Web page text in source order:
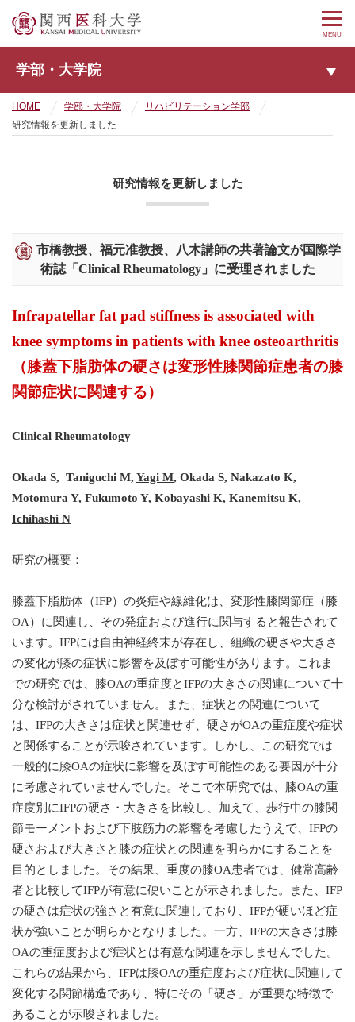
MENU
学部・大学院
HOME 学部・大学院
リハビリテーション学部
研究情報を更新しました
研究情報を更新しました
市橋教授、福元准教授、八木講師の共著論文が国際学
術誌「Clinical Rheumatology」に受理されました
Infrapatellar fat pad stiffness is associated with
knee symptoms in patients with knee osteoarthritis
（膝蓋下脂肪体の硬さは変形性膝関節症患者の膝
関節症状に関連する）
Clinical Rheumatology
Okada S, Taniguchi M, Yagi M, Okada S, Nakazato K,
Motomura Y, Fukumoto Y, Kobayashi K, Kanemitsu K,
Ichihashi N
研究の概要：
膝蓋下脂肪体（IFP）の炎症や線維化は、変形性膝関節症（膝
OA）に関連し、その発症および進行に関与すると報告されて
います。IFPには自由神経終末が存在し、組織の硬さや大きさ
の変化が膝の症状に影響を及ぼす可能性があります。これま
での研究では、膝OAの重症度とIFPの大きさの関連について十
分な検討がされていません。また、症状との関連について
は、IFPの大きさは症状と関連せず、硬さがOAの重症度や症状
と関係することが示唆されています。しかし、この研究では
一般的に膝OAの症状に影響を及ぼす可能性のある要因が十分
に考慮されていませんでした。そこで本研究では、膝OAの重
症度別にIFPの硬さ・大きさを比較し、加えて、歩行中の膝関
節モーメントおよび下肢筋力の影響を考慮したうえで、IFPの
硬さおよび大きさと膝の症状との関連を明らかにすることを
目的としました。その結果、重度の膝OA患者では、健常高齢
者と比較してIFPが有意に硬いことが示されました。また、IFP
の硬さは症状の強さと有意に関連しており、IFPが硬いほど症
状が強いことが明らかとなりました。一方、IFPの大きさは膝
OAの重症度および症状とは有意な関連を示しませんでした。
これらの結果から、IFPは膝OAの重症度および症状に関連して
変化する関節構造であり、特にその「硬さ」が重要な特徴で
あることが示唆されました。